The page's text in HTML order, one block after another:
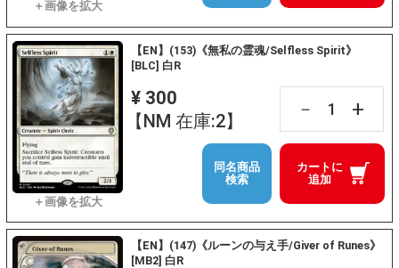
【EN】(153)《無私の霊魂/Selfless Spirit》
[BLC] 白R
¥ 300
【NM 在庫:2】
－ +
カートに
追加
同名商品
検索
【EN】(147)《ルーンの与え手/Giver of Runes》
[MB2] 白R